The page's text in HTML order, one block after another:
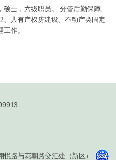
硕士，六级职员。 分管后勤保障、
、共有产权房建设、不动产类固定
工作。
路与花朝路交汇处（新区）